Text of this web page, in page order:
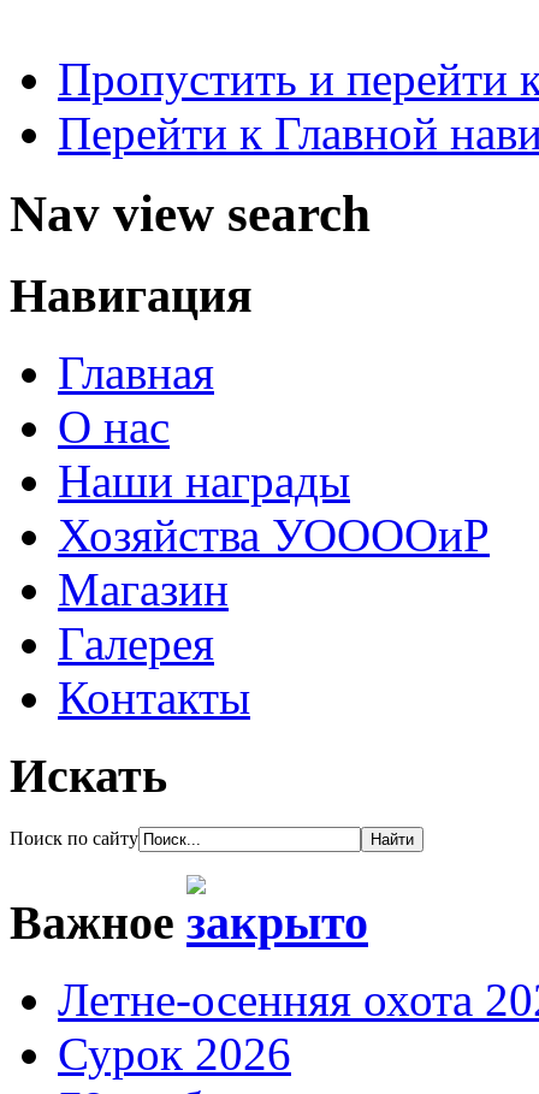
Пропустить и перейти
Перейти к Главной
Nav view search
Навигация
Главная
О нас
Наши награды
Хозяйства УООООиР
Магазин
Галерея
Контакты
Искать
Поиск по сайту
Важное
Летне-осенняя охота
Сурок 2026